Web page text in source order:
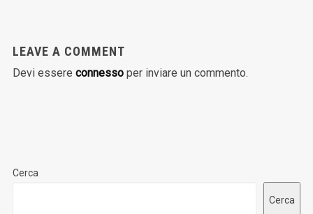
LEAVE A COMMENT
Devi essere connessoper inviare un commento.
Cerca
Cerca